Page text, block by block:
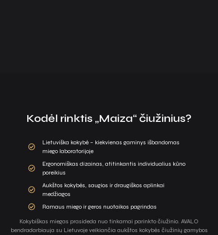
Kodėl rinktis „Maiza“ čiužinius?
Lietuviška kokybė – kiekvienas gaminys išbandomas
miego laboratorijoje
Ergonomiškas dizainas, atitinkantis individualius kūno
poreikius
Aukštos kokybės, saugios ir draugiškos aplinkai
medžiagos
Ramaus miego ir geros nuotaikos pagrindas
Kokybiškas miegas prasideda nuo tinkamai parinkto čiužinio. AVALO
bendradarbiauja su Lietuvoje veikiančia aukštos kokybės čiužinių gamybos